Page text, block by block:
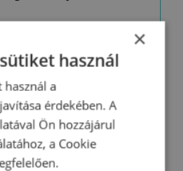
elegendő 1 rétegben. A
a felület típusától,
és a kiválasztott
×
használ
használ a
érdekében. A
Ön hozzájárul
a Cookie